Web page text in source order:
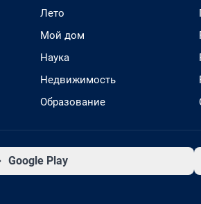
Лето
Мой дом
Наука
Недвижимость
Образование
Google Play